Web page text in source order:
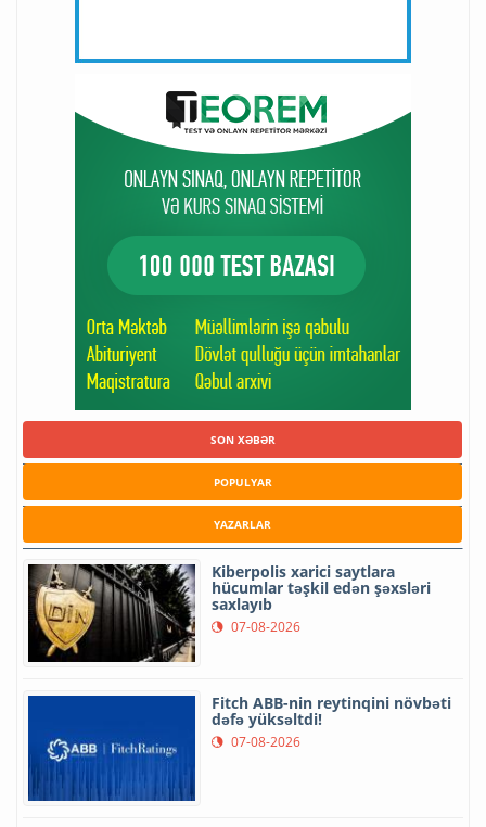
SON XƏBƏR
POPULYAR
YAZARLAR
Kiberpolis xarici saytlara
hücumlar təşkil edən şəxsləri
saxlayıb
07-08-2026
Fitch ABB-nin reytinqini növbəti
dəfə yüksəltdi!
07-08-2026